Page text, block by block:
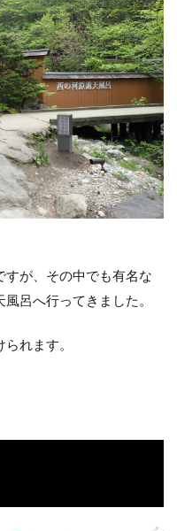
が、その中でも有名な
呂へ行ってきました。
れます。